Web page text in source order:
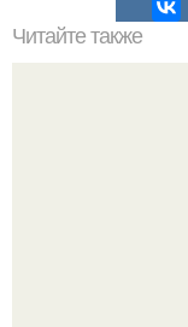
Читайте также